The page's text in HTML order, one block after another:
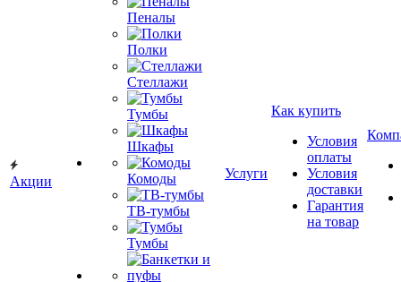
Акции
Пеналы
Полки
Стеллажи
Тумбы
Шкафы
Комоды
ТВ-тумбы
Тумбы
Услуги
Как купить
Условия
оплаты
Условия
доставки
Гарантия
на товар